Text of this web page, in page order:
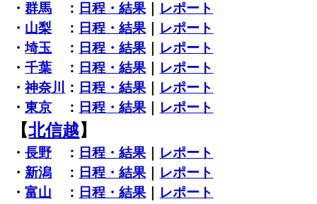
・群馬 ： 日程・結果
レポート
・ 山梨 ： 日程・結果
レポート
・埼玉 ： 日程・結果
レポート
・千葉 ： 日程・結果
レポート
・神奈川 ： 日程・結果
レポート
・東京 ： 日程・結果 レポート
【北信越】
・長野 ： 日程・結果
レポート
・ 新潟 ： 日程・結果
レポート
・富山 ： 日程・結果
レポート